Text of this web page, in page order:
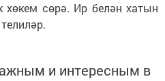
хөкем сөрә. Ир белән хатын
и интересным в